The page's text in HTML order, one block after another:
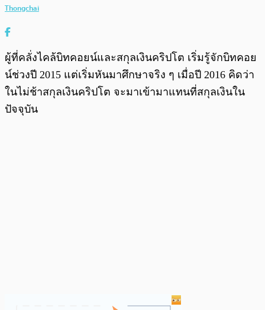
Thongchai
ผู้ที่คลั่งไคล้บิทคอยน์และสกุลเงินคริปโต เริ่มรู้จักบิทคอย
น์ช่วงปี 2015 แต่เริ่มหันมาศึกษาจริง ๆ เมื่อปี 2016 คิดว่า
ในไม่ช้าสกุลเงินคริปโต จะมาเข้ามาแทนที่สกุลเงินใน
ปัจจุบัน